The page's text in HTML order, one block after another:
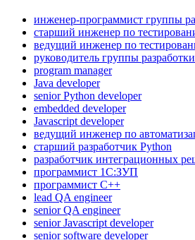
инженер-программист группы
старший инженер по
ведущий инженер по
руководитель группы
program manager
Java developer
senior Python developer
embedded developer
Javascript developer
ведущий инженер по
старший разработчик Python
разработчик интеграционных
программист 1С:ЗУП
программист C++
lead QA engineer
senior QA engineer
senior Javascript developer
senior software developer